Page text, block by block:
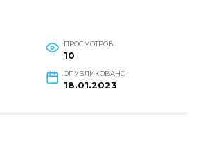
ПРОСМОТРОВ
10
ОПУБЛИКОВАНО
18.01.2023